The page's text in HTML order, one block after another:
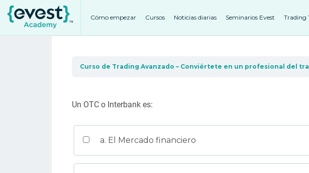
Cómo empezar Cursos Noticias diarias Seminarios Evest Trading
Curso de Trading Avanzado – Conviértete en un profesional del
Un OTC o Interbank es:
a. El Mercado financiero